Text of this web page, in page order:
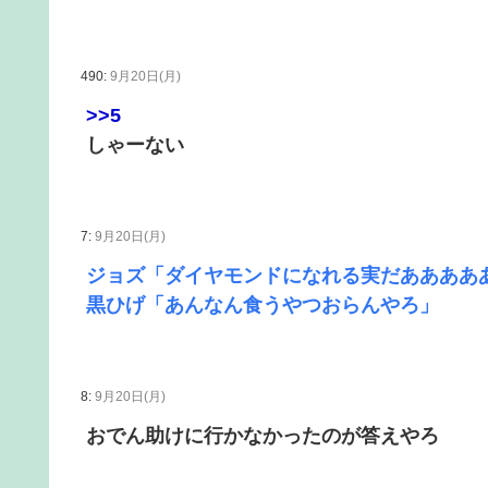
490: 9月20日(月)
>>5
しゃーない
7: 9月20日(月)
ジョズ「ダイヤモンドになれる実だああああ
黒ひげ「あんなん食うやつおらんやろ」
8: 9月20日(月)
おでん助けに行かなかったのが答えやろ